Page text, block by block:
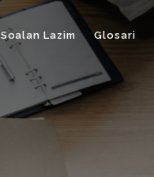
Soalan Lazim Glosari